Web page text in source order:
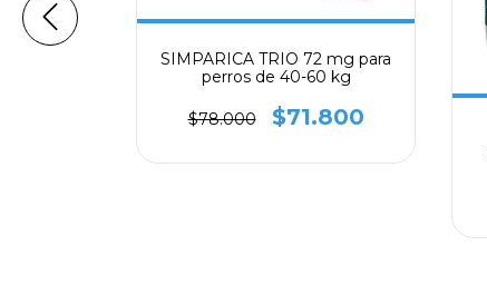
SIMPARICA TRIO 72 mg para
perros de 40-60 kg
$78.000 $71.800